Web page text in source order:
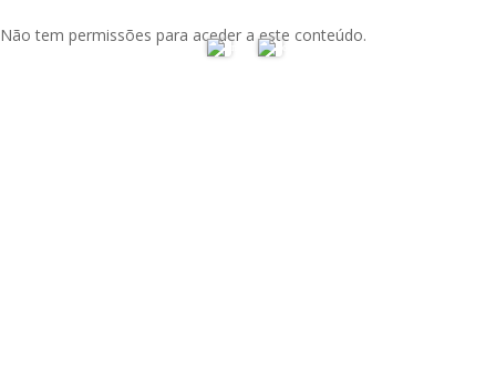
Não tem permissões para aceder a este conteúdo.